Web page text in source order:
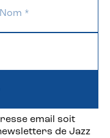
email soit
de Jazz